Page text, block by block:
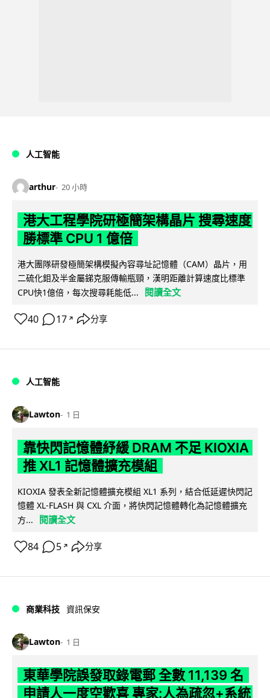
人工智能
arthur 20 小時
港大工程學院研極簡架構晶片 搜尋速度
勝標準 CPU 1 億倍
港大團隊研發極簡架構模擬內容尋址記憶體（CAM）晶片，用
二硫化鉬及半金屬銻克服傳輸瓶頸，漢明距離計算速度比標準
CPU快1億倍，每次搜尋耗能低...
閱讀全文
40 17 ↗ 分享
人工智能
Lawton 1 日
靠快閃記憶體紓緩 DRAM 不足 KIOXIA
推 XL1 記憶體擴充模組
KIOXIA 發表全新記憶體擴充模組 XL1 系列，結合低延遲快閃記
憶體 XL-FLASH 與 CXL 介面，將快閃記憶體轉化為記憶體擴充
方...
閱讀全文
84 5 ↗ 分享
商業科技 資訊保安
Lawton 1 日
東華學院誤發取錄電郵 全數 11,139 名
申請人一度空歡喜 專家:人為疏忽+系統